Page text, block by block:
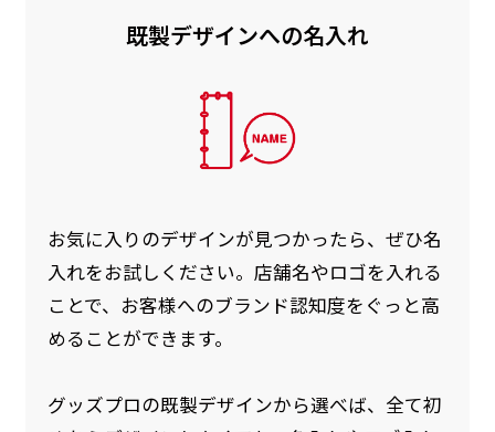
既製デザインへの名入れ
お気に入りのデザインが見つかったら、ぜひ名
入れをお試しください。店舗名やロゴを入れる
ことで、お客様へのブランド認知度をぐっと高
めることができます。
グッズプロの既製デザインから選べば、全て初
お急ぎは翌営業日発送（基本12時締め切り)枚数
によって対応できない場合、ギリギリでも対応